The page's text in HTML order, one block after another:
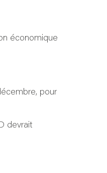
économique
pour
devrait